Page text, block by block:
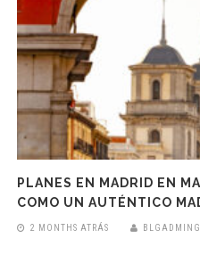
PLANES EN MADRID EN
COMO UN AUTÉNTICO
2 MONTHS ATRÁS